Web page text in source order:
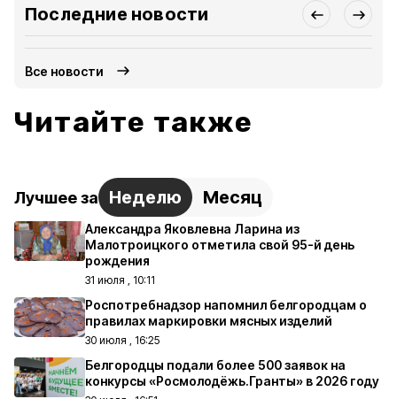
Последние новости
Все новости
Читайте также
Лучшее за Неделю Месяц
Александра Яковлевна Ларина из
Малотроицкого отметила свой 95-й день
рождения
31 июля , 10:11
Роспотребнадзор напомнил белгородцам о
правилах маркировки мясных изделий
30 июля , 16:25
Белгородцы подали более 500 заявок на
конкурсы «Росмолодёжь.Гранты» в 2026 году